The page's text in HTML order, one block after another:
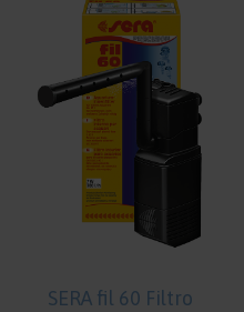
SERA fil 60 Filtro